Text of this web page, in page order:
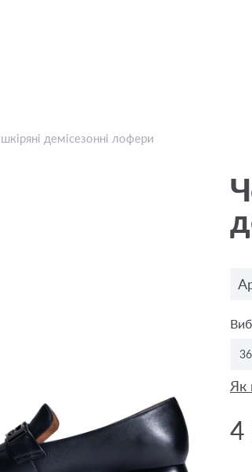
демісезонні лофери
36
Як
4